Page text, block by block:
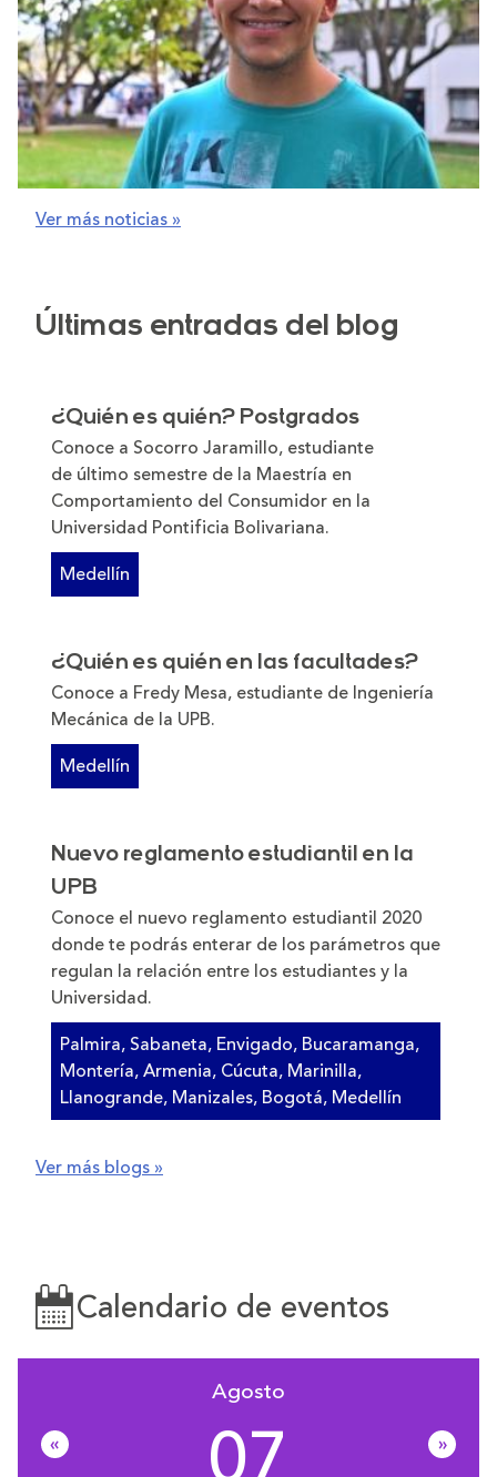
16 nov. 2016
23 nov. 2016
Ver más noticias »
Últimas entradas del blog
¿Quién es quién? Postgrados
Conoce a Socorro Jaramillo, estudiante
de último semestre de la Maestría en
Comportamiento del Consumidor en la
Universidad Pontificia Bolivariana.
Medellín
¿Quién es quién en las facultades?
Conoce a Fredy Mesa, estudiante de Ingeniería
Mecánica de la UPB.
Medellín
Nuevo reglamento estudiantil en la
UPB
Conoce el nuevo reglamento estudiantil 2020
donde te podrás enterar de los parámetros que
regulan la relación entre los estudiantes y la
Universidad.
Palmira, Sabaneta, Envigado, Bucaramanga,
Montería, Armenia, Cúcuta, Marinilla,
Llanogrande, Manizales, Bogotá, Medellín
Ver más blogs »
Calendario de eventos
Agosto
« »